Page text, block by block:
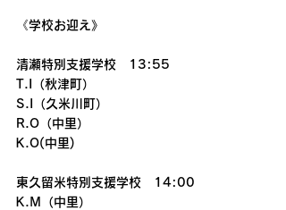
《学校お迎え》
清瀬特別支援学校　13:55
T.I（秋津町）
S.I（久米川町）
R.O（中里）
K.O(中里)
東久留米特別支援学校　14:00
K.M（中里）